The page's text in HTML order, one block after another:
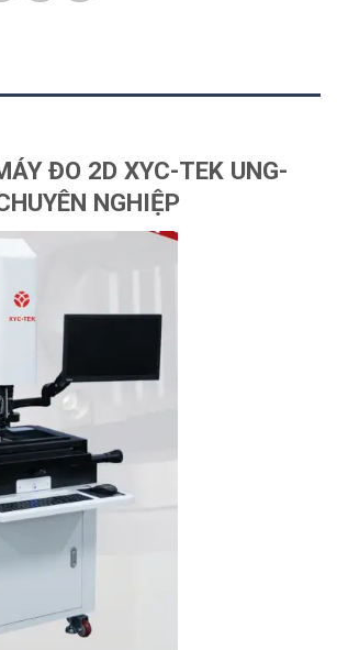
ĐO 2D XYC-TEK UNG-
NGHIỆP